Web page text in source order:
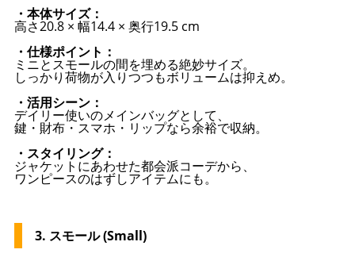
・本体サイズ：
高さ20.8 × 幅14.4 × 奥行19.5 cm
・仕様ポイント：
ミニとスモールの間を埋める絶妙サイズ。
しっかり荷物が入りつつもボリュームは抑えめ。
・活用シーン：
デイリー使いのメインバッグとして、
鍵・財布・スマホ・リップなら余裕で収納。
・スタイリング：
ジャケットにあわせた都会派コーデから、
ワンピースのはずしアイテムにも。
3. スモール (Small)